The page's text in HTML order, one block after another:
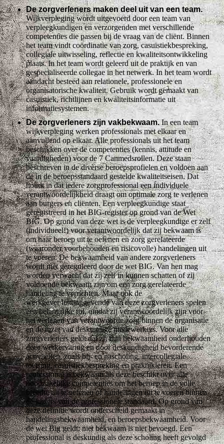
De zorgverleners maken deel uit van een team.
Wijkverpleging wordt uitgevoerd door een team van
verpleegkundigen en verzorgenden met verschillende
competenties die passen bij de vraag van de cliënt. Binnen
het team vindt coördinatie van zorg, casuïstiekbespreking,
collegiale uitwisseling, reflectie en kwaliteitsontwikkeling
plaats. In het team wordt geleerd uit de praktijk en van
gespecialiseerde collegae in het netwerk. In het team wordt
aandacht besteed aan relationele, professionele en
organisatorische kwaliteit. Gebruik wordt gemaakt van
casuïstiek, richtlijnen en kwaliteitsinformatie uit
informatiesystemen.
De zorgverleners zijn vakbekwaam.In een team
wijkverpleging werken professionals met elkaar en
aanvullend op elkaar. Alle professionals uit het team
beschikken over de competenties (kennis, attitude en
vaardigheden) voor de 7 Canmedsrollen. Deze staan
beschreven in de diverse beroepsprofielen en voldoen aan
de in de beroepsstandaard gestelde kwaliteitseisen. Dat
houdt in dat iedere zorgprofessional een individuele
verantwoordelijkheid draagt om optimale zorg te verlenen
aan burgers en cliënten. Een verpleegkundige staat
geregistreerd in het BIG-register op grond van de Wet
BIG. Op grond van deze wet is de verpleegkundige er zelf
(individueel!) voor verantwoordelijk dat zij bekwaam is
om haar beroep uit te oefenen en zorg gerelateerde
(waaronder voorbehouden en risicovolle) handelingen uit
te voeren. De bekwaamheid van andere zorgverleners
wordt niet gereguleerd door de wet BIG. Van hen mag
worden verwacht dat zij zelf in kunnen schatten of zij
voldoende bekwaam zijn om een zorg gerelateerde
handeling te verrichten. Maar ook de
werkgever/leidinggevende van deze zorgverleners spelen
een belangrijke rol, omdat zij verantwoordelijk zijn voor
het verlenen van verantwoorde zorg binnen de organisatie
en de inzet van deskundige medewerkers. Voor alle
zorgverleners geldt dat zij hun bekwaamheid onderhouden
door werkervaring en door deskundigheid bevorderende
activiteiten, zoals bij- en nascholing, intercollegiale
toetsing, casuïstiekbespreking en praktijkleren. Een
professional is bekwaam als deze beschikt over alle
noodzakelijke competenties om het beroep in de volle
breedte uit te oefenen of handelingen uit te voeren binnen
de kaders van de professionele standaard. Op grond van
deze definitie wordt onderscheid gemaakt in
handelingsbekwaamheid, en beroepsbekwaamheid. Voor
de wet Big geldt: niet bekwaam is niet bevoegd. Een
professional is deskundig als deze scholing heeft gevolgd